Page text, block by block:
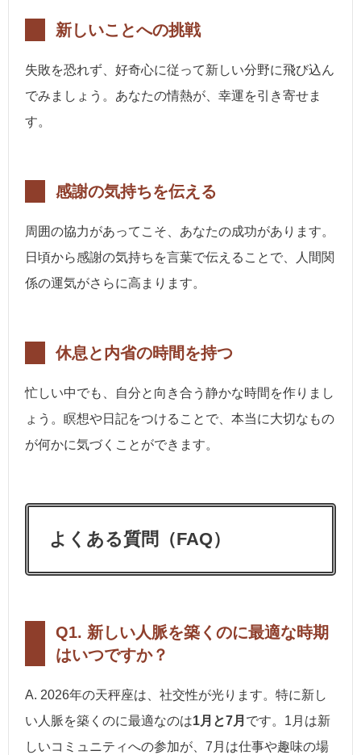
新しいことへの挑戦
失敗を恐れず、好奇心に従って新しい分野に飛び込ん
でみましょう。あなたの情熱が、幸運を引き寄せま
す。
感謝の気持ちを伝える
周囲の協力があってこそ、あなたの成功があります。
日頃から感謝の気持ちを言葉で伝えることで、人間関
係の運気がさらに高まります。
休息と内省の時間を持つ
忙しい中でも、自分と向き合う静かな時間を作りまし
ょう。瞑想や日記をつけることで、本当に大切なもの
が何かに気づくことができます。
よくある質問（FAQ）
Q1. 新しい人脈を築くのに最適な時期
はいつですか？
A. 2026年の天秤座は、社交性が光ります。特に新し
い人脈を築くのに最適なのは1月と7月 です。1月は新
しいコミュニティへの参加が、7月は仕事や趣味の場